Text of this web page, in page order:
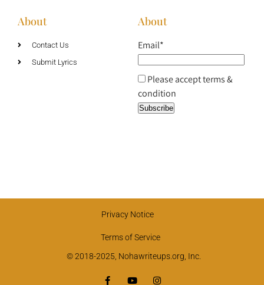
About
Contact Us
Submit Lyrics
About
Email*
Please accept terms &
condition
Privacy Notice
Terms of Service
© 2018-2025, Nohawriteups.org, Inc.